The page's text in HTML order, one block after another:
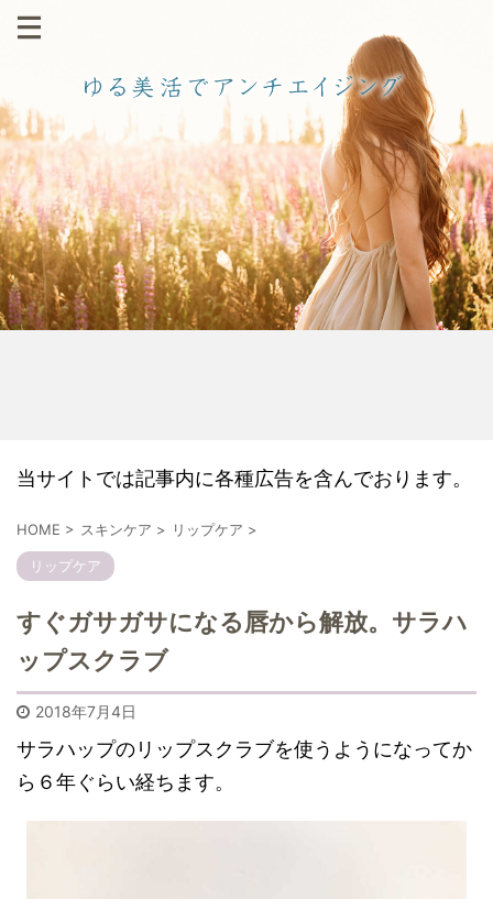
当サイトでは記事内に各種広告を含んでおります。
HOME > スキンケア > リップケア >
リップケア
すぐガサガサになる唇から解放。サラハ
ップスクラブ
2018年7月4日
サラハップのリップスクラブを使うようになってか
ら６年ぐらい経ちます。